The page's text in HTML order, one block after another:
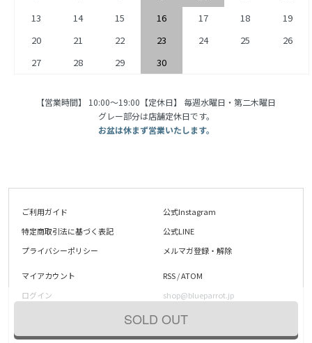
SOLD OUT
13
14 15 16 17 18
19
20
21 22 23 24 25
26
27
28 29 30
【営業時間】 10:00〜19:00【定休日】 毎週水曜日・第二木曜日
グレー部分は店舗定休日です。
お盆は休まず営業いたします。
ご利用ガイド
特定商取引法に基づく表記
プライバシーポリシー
公式Instagram
公式LINE
メルマガ登録・解除
マイアカウント
ログイン
RSS/ATOM
shop@blueparrot.jp